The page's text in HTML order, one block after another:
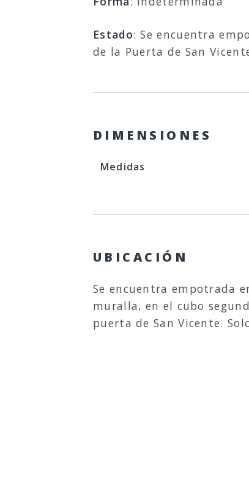
Estado: Se encuentra
de la Puerta de San
DIMENSIONES
Medidas
UBICACIÓN
Se encuentra empotrada
muralla, en el cubo
puerta de San Vicente.